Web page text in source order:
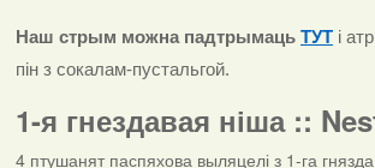
Наш стрым можна падтрымаць ТУТ і
пін з сокалам-пустальгой.
1-я гнездавая ніша ::
4 птушанят паспяхова выляцелі з 1-га